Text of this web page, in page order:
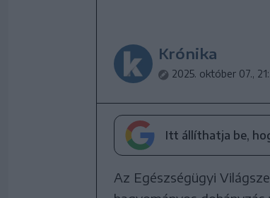
Krónika
2025. október 07.,
Itt állíthatja be,
Az Egészségügyi